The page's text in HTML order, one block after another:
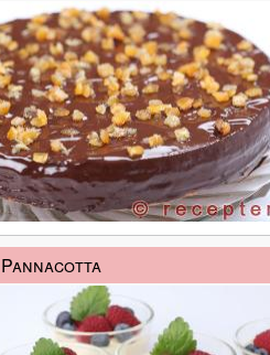
Pannacotta